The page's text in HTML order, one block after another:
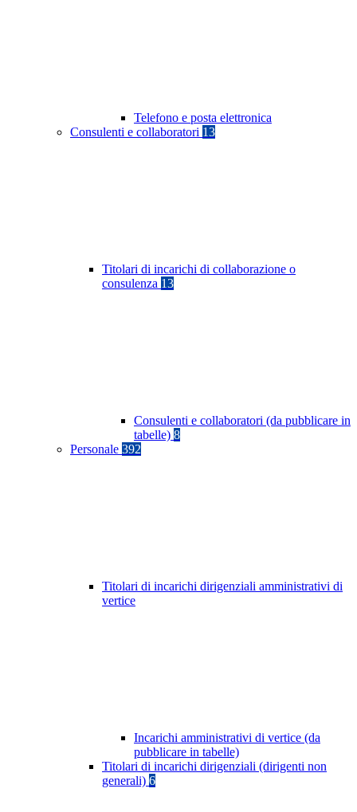
Telefono e posta elettronica
Consulenti e collaboratori 13
Titolari di incarichi di collaborazione o
consulenza 13
Consulenti e collaboratori (da pubblicare in
tabelle) 8
Personale 392
Titolari di incarichi dirigenziali amministrativi di
vertice
Incarichi amministrativi di vertice (da
pubblicare in tabelle)
Titolari di incarichi dirigenziali (dirigenti non
generali) 6